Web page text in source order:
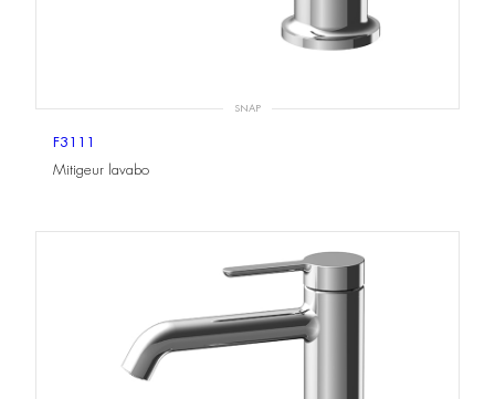
SNAP
F3111
Mitigeur lavabo